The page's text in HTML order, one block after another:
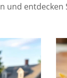
und entdecken